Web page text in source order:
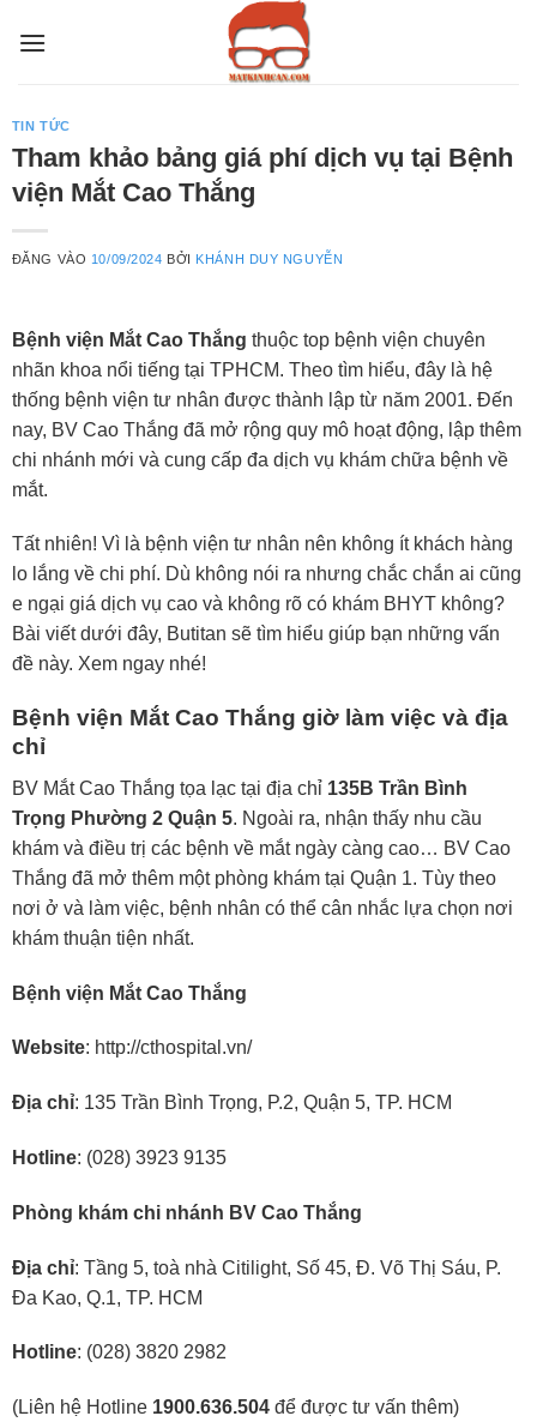
qua
TIN TỨC
Tham khảo bảng giá phí dịch vụ tại Bệnh
viện Mắt Cao Thắng
ĐĂNG VÀO 10/09/2024 BỞI KHÁNH DUY NGUYỄN
Bệnh viện Mắt Cao Thắng thuộc top bệnh viện chuyên
nhãn khoa nổi tiếng tại TPHCM. Theo tìm hiểu, đây là hệ
thống bệnh viện tư nhân được thành lập từ năm 2001. Đến
nay, BV Cao Thắng đã mở rộng quy mô hoạt động, lập thêm
chi nhánh mới và cung cấp đa dịch vụ khám chữa bệnh về
mắt.
Tất nhiên! Vì là bệnh viện tư nhân nên không ít khách hàng
lo lắng về chi phí. Dù không nói ra nhưng chắc chắn ai cũng
e ngại giá dịch vụ cao và không rõ có khám BHYT không?
Bài viết dưới đây, Butitan sẽ tìm hiểu giúp bạn những vấn
đề này. Xem ngay nhé!
Bệnh viện Mắt Cao Thắng giờ làm việc và địa
chỉ
BV Mắt Cao Thắng tọa lạc tại địa chỉ 135B Trần Bình
Trọng Phường 2 Quận 5. Ngoài ra, nhận thấy nhu cầu
khám và điều trị các bệnh về mắt ngày càng cao… BV Cao
Thắng đã mở thêm một phòng khám tại Quận 1. Tùy theo
nơi ở và làm việc, bệnh nhân có thể cân nhắc lựa chọn nơi
khám thuận tiện nhất.
Bệnh viện Mắt Cao Thắng
Website: http://cthospital.vn/
Địa chỉ: 135 Trần Bình Trọng, P.2, Quận 5, TP. HCM
Hotline: (028) 3923 9135
Phòng khám chi nhánh BV Cao Thắng
Địa chỉ: Tầng 5, toà nhà Citilight, Số 45, Đ. Võ Thị Sáu, P.
Đa Kao, Q.1, TP. HCM
Hotline: (028) 3820 2982
(Liên hệ Hotline 1900.636.504để được tư vấn thêm)